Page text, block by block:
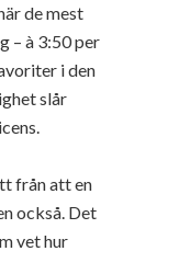
de mest
– à 3:50 per
i den
slår
från att en
också. Det
vet hur